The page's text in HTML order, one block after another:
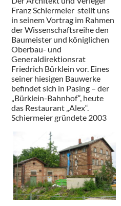
Franz Schiermeier stellt uns
in seinem Vortrag im Rahmen
der Wissenschaftsreihe den
Baumeister und königlichen
Oberbau- und
Generaldirektionsrat
Friedrich Bürklein vor. Eines
seiner hiesigen Bauwerke
befindet sich in Pasing – der
„Bürklein-Bahnhof“, heute
das Restaurant „Alex“.
Schiermeier gründete 2003